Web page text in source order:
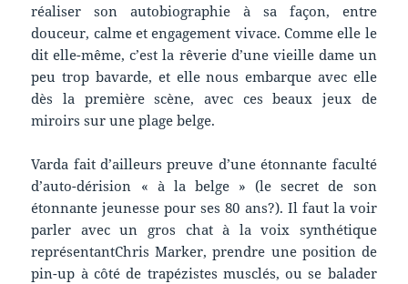
réaliser son autobiographie à sa façon, entre
douceur, calme et engagement vivace. Comme elle le
dit elle-même, c’est la rêverie d’une vieille dame un
peu trop bavarde, et elle nous embarque avec elle
dès la première scène, avec ces beaux jeux de
miroirs sur une plage belge.
Varda fait d’ailleurs preuve d’une étonnante faculté
d’auto-dérision « à la belge » (le secret de son
étonnante jeunesse pour ses 80 ans?). Il faut la voir
parler avec un gros chat à la voix synthétique
représentantChris Marker, prendre une position de
pin-up à côté de trapézistes musclés, ou se balader